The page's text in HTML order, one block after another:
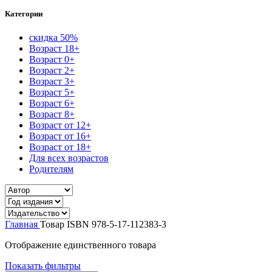
Категории
скидка 50%
Возраст 18+
Возраст 0+
Возраст 2+
Возраст 3+
Возраст 5+
Возраст 6+
Возраст 8+
Возраст от 12+
Возраст от 16+
Возраст от 18+
Для всех возрастов
Родителям
Главная Товар ISBN 978-5-17-112383-3
Отображение единственного товара
Показать фильтры